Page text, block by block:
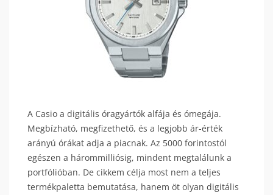
A Casio a digitális óragyártók alfája és ómegája.
Megbízható, megfizethető, és a legjobb ár-érték
arányú órákat adja a piacnak. Az 5000 forintostól
egészen a hárommilliósig, mindent megtalálunk a
portfólióban. De cikkem célja most nem a teljes
termékpaletta bemutatása, hanem öt olyan digitális